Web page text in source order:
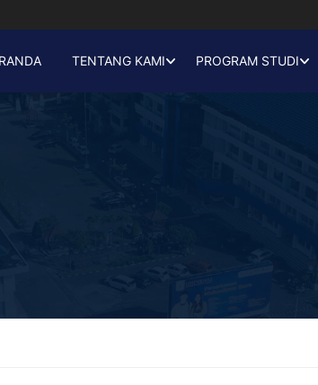
TENTANG KAMI PROGRAM STUDI